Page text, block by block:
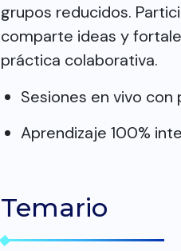
grupos reducidos.
comparte ideas y
práctica colaborativa.
Sesiones en vivo
Aprendizaje 100%
Temario